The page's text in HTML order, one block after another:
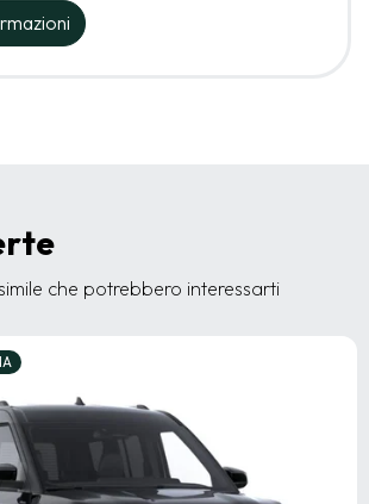
che potrebbero interessarti